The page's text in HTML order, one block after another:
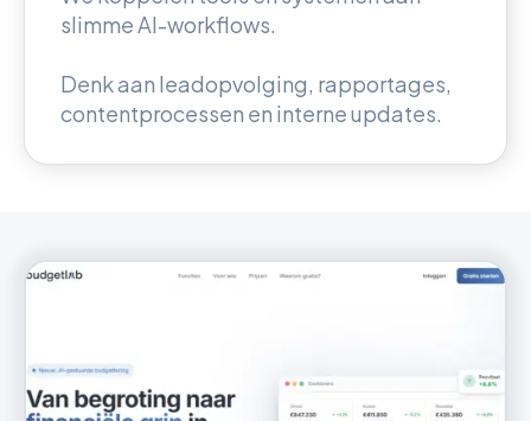
slimme AI-workflows.
Denk aan leadopvolging, rapportages,
contentprocessen en interne updates.